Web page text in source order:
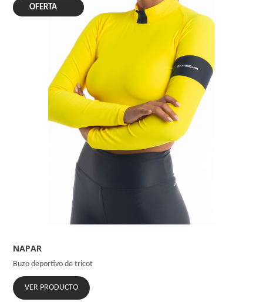
OFERTA
NAPAR
Buzo deportivo de tricot
VER PRODUCTO